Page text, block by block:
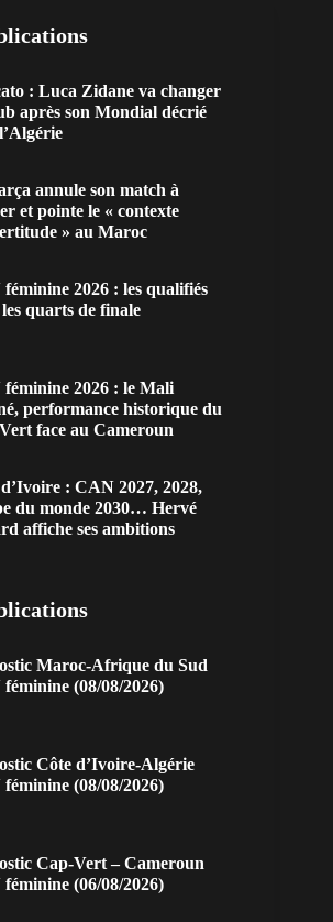
: Luca Zidane va changer
après son Mondial décrié
annule son match à
et pointe le « contexte
» au Maroc
2026 : les qualifiés
quarts de finale
2026 : le Mali
performance historique du
face au Cameroun
: CAN 2027, 2028,
du monde 2030… Hervé
affiche ses ambitions
Maroc-Afrique du Sud
(08/08/2026)
Côte d’Ivoire-Algérie
(08/08/2026)
Cap-Vert – Cameroun
(06/08/2026)